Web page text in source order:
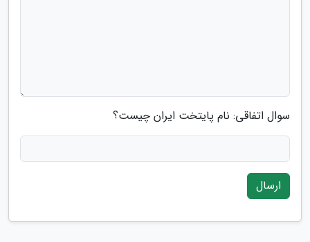
سوال اتفاقی: نام پایتخت ایران چیست؟
ارسال